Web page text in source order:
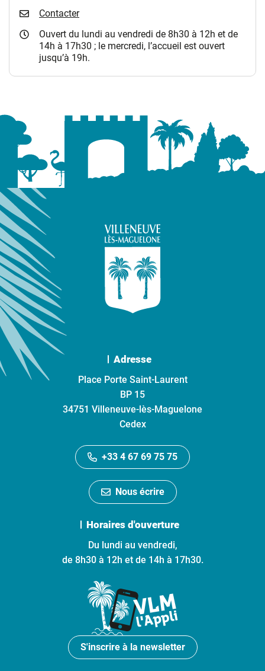
Contacter
Ouvert du lundi au vendredi de 8h30 à 12h et de
14h à 17h30 ; le mercredi, l’accueil est ouvert
jusqu’à 19h.
Adresse
Place Porte Saint-Laurent
BP 15
34751 Villeneuve-lès-Maguelone
Cedex
+33 4 67 69 75 75
Nous écrire
Horaires d'ouverture
Du lundi au vendredi,
de 8h30 à 12h et de 14h à 17h30.
S'inscrire à la newsletter